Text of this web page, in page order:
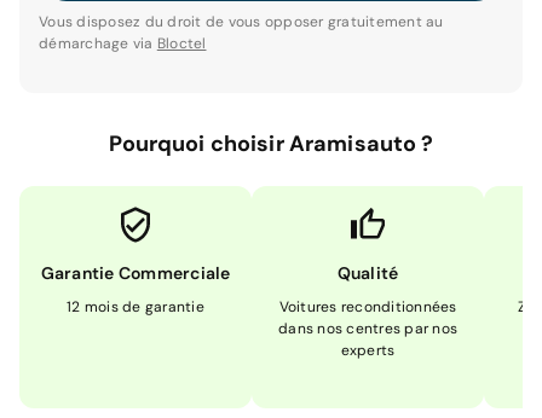
Vous disposez du droit de vous opposer gratuitement au
démarchage via Bloctel
Pourquoi choisir Aramisauto ?
Garantie Commerciale
12 mois de garantie
Qualité
Voitures reconditionnées
dans nos centres par nos
experts